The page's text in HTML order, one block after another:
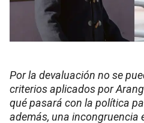
Por la devaluación no se
criterios aplicados por
qué pasará con la política
además, una incongruencia